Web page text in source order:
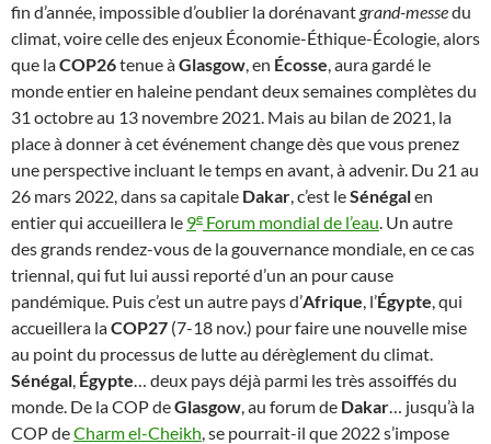
fin d’année, impossible d’oublier la dorénavant grand-messedu
climat, voire celle des enjeux Économie-Éthique-Écologie, alors
que laCOP26tenue àGlasgow, en Écosse, aura gardé le
monde entier en haleine pendant deux semaines complètes du
31 octobre au 13 novembre 2021. Mais au bilan de 2021, la
place à donner à cet événement change dès que vous prenez
une perspective incluant le temps en avant, à advenir. Du 21 au
26 mars 2022, dans sa capitale Dakar, c’est leSénégalen
entier qui accueillera le 9e Forum mondial de l’eau. Un autre
des grands rendez-vous de la gouvernance mondiale, en ce cas
triennal, qui fut lui aussi reporté d’un an pour cause
pandémique. Puis c’est un autre pays d’Afrique, l’Égypte, qui
accueillera laCOP27 (7-18 nov.) pour faire une nouvelle mise
au point du processus de lutte au dérèglement du climat.
Sénégal, Égypte… deux pays déjà parmi les très assoiffés du
monde. De la COP deGlasgow, au forum de Dakar… jusqu’à la
COP deCharm el-Cheikh, se pourrait-il que 2022 s’impose